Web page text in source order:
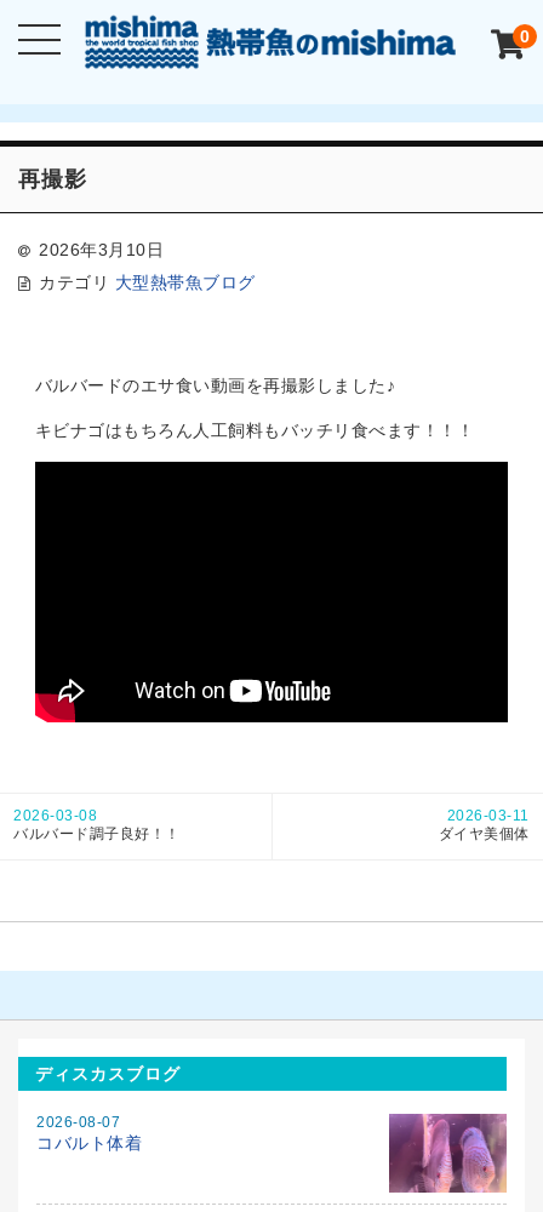
0
再撮影
2026年3月10日
カテゴリ 大型熱帯魚ブログ
バルバードのエサ食い動画を再撮影しました♪
キビナゴはもちろん人工飼料もバッチリ食べます！！！
2026-03-08
バルバード調子良好！！
2026-03-11
ダイヤ美個体
ディスカスブログ
2026-08-07
コバルト体着